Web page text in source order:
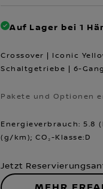
Auf Lager bei 1
Crossover | Iconic
Schaltgetriebe | 6-Gang
Pakete und Optionen
Energieverbrauch: 5.8
(g/km); CO₂-Klasse:D
Jetzt